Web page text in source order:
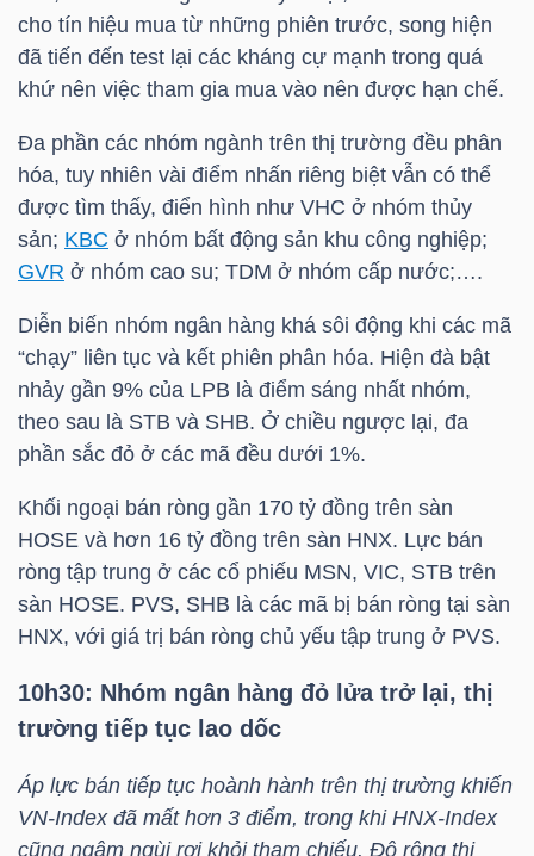
cho tín hiệu mua từ những phiên trước, song hiện
đã tiến đến test lại các kháng cự mạnh trong quá
khứ nên việc tham gia mua vào nên được hạn chế.
Đa phần các nhóm ngành trên thị trường đều phân
hóa, tuy nhiên vài điểm nhấn riêng biệt vẫn có thể
được tìm thấy, điển hình như VHC ở nhóm thủy
sản; KBC ở nhóm bất động sản khu công nghiệp;
GVR ở nhóm cao su; TDM ở nhóm cấp nước;….
Diễn biến nhóm ngân hàng khá sôi động khi các mã
“chạy” liên tục và kết phiên phân hóa. Hiện đà bật
nhảy gần 9% của LPB là điểm sáng nhất nhóm,
theo sau là STB và SHB. Ở chiều ngược lại, đa
phần sắc đỏ ở các mã đều dưới 1%.
Khối ngoại bán ròng gần 170 tỷ đồng trên sàn
HOSE và hơn 16 tỷ đồng trên sàn HNX. Lực bán
ròng tập trung ở các cổ phiếu MSN, VIC, STB trên
sàn HOSE. PVS, SHB là các mã bị bán ròng tại sàn
HNX, với giá trị bán ròng chủ yếu tập trung ở PVS.
10h30: Nhóm ngân hàng đỏ lửa trở lại, thị
trường tiếp tục lao dốc
Áp lực bán tiếp tục hoành hành trên thị trường khiến
VN-Indexđã mất hơn 3 điểm, trong khi HNX-Index
cũng ngậm ngùi rơi khỏi tham chiếu. Độ rộng thị
TIÊU
DÙNG
THIẾT
YẾU
CHĂM
SÓC
KHỎE
TÀI
CHÍNH
CÔNG